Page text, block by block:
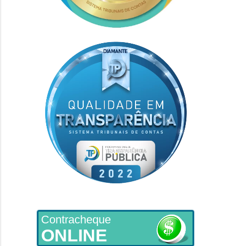
Contracheque
ONLINE